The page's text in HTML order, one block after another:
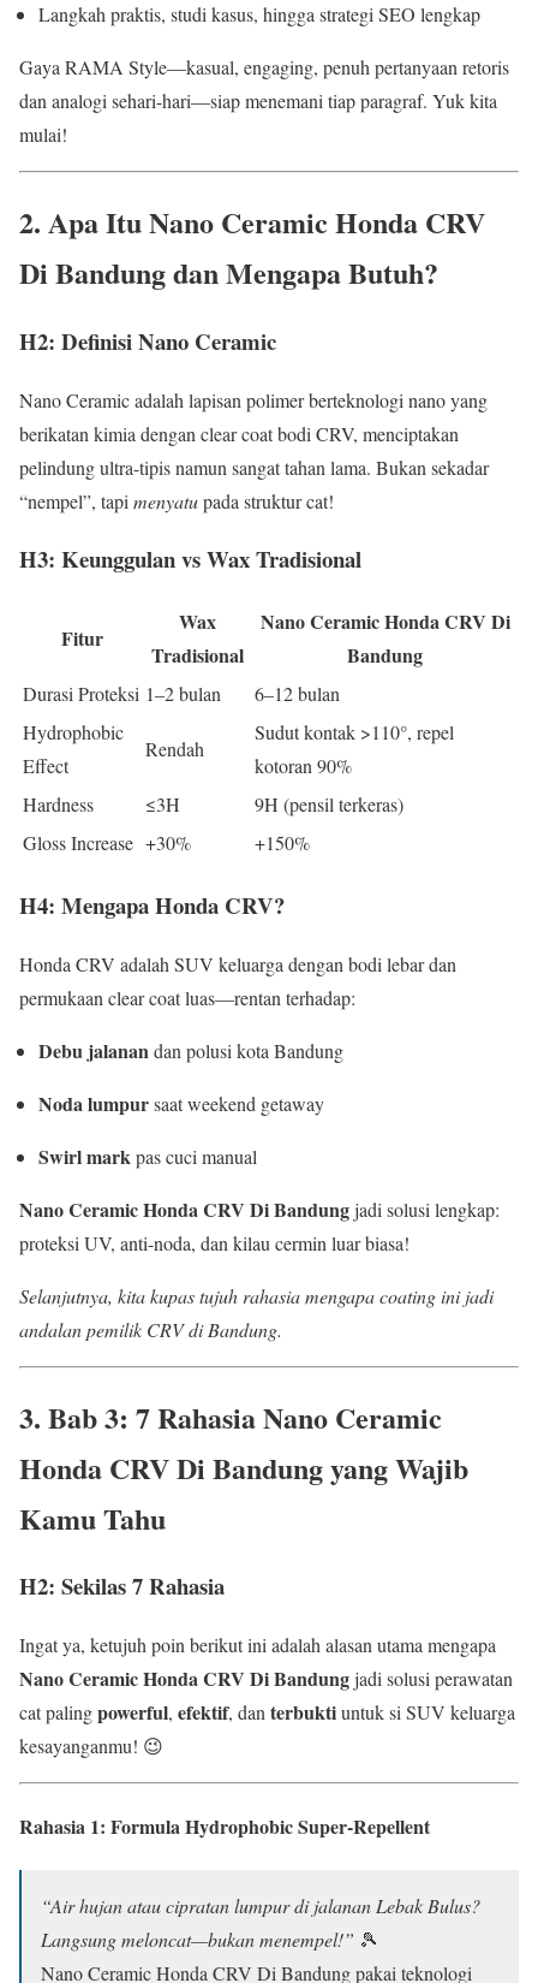
Langkah praktis, studi kasus, hingga strategi SEO lengkap
Gaya RAMA Style—kasual, engaging, penuh pertanyaan retoris
dan analogi sehari-hari—siap menemani tiap paragraf. Yuk kita
mulai!
2. Apa ItuNano Ceramic Honda CRV
Di Bandungdan Mengapa Butuh?
H2: Definisi Nano Ceramic
Nano Ceramic adalah lapisan polimer berteknologi nano yang
berikatan kimia dengan clear coat bodi CRV, menciptakan
pelindung ultra-tipis namun sangat tahan lama. Bukan sekadar
“nempel”, tapi menyatupada struktur cat!
H3: Keunggulan vs Wax Tradisional
Fitur
Wax
Tradisional
Nano Ceramic Honda CRV Di
Bandung
Durasi Proteksi 1–2 bulan
6–12 bulan
Hydrophobic
Effect
Rendah
Sudut kontak >110°, repel
kotoran 90%
Hardness
≤3H
9H (pensil terkeras)
Gloss Increase +30% +150%
H4: Mengapa Honda CRV?
Honda CRV adalah SUV keluarga dengan bodi lebar dan
permukaan clear coat luas—rentan terhadap:
Debu jalanandan polusi kota Bandung
Noda lumpursaat weekend getaway
Swirl markpas cuci manual
Nano Ceramic Honda CRV Di Bandungjadi solusi lengkap:
proteksi UV, anti-noda, dan kilau cermin luar biasa!
Selanjutnya, kita kupas tujuh rahasia mengapa coating ini jadi
andalan pemilik CRV di Bandung.
3. Bab 3: 7 RahasiaNano Ceramic
Honda CRV Di Bandungyang Wajib
Kamu Tahu
H2: Sekilas 7 Rahasia
Ingat ya, ketujuh poin berikut ini adalah alasan utama mengapa
Nano Ceramic Honda CRV Di Bandungjadi solusi perawatan
cat palingpowerful, efektif, dan terbuktiuntuk si SUV keluarga
kesayanganmu! 😉
Rahasia 1: Formula Hydrophobic Super-Repellent
“Air hujan atau cipratan lumpur di jalanan Lebak Bulus?
Langsung meloncat—bukan menempel!” 🎾
Nano Ceramic Honda CRV Di Bandung pakai teknologi